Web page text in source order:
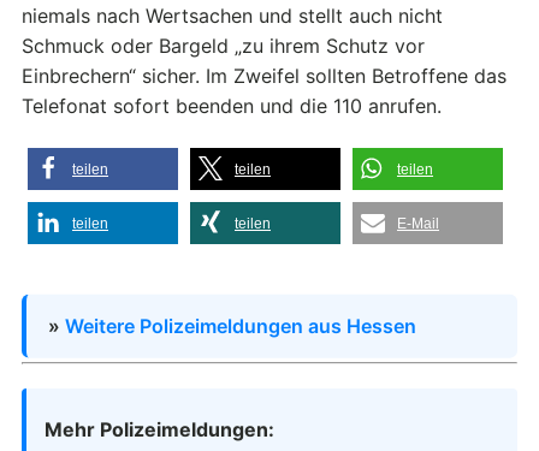
niemals nach Wertsachen und stellt auch nicht
Schmuck oder Bargeld „zu ihrem Schutz vor
Einbrechern“ sicher. Im Zweifel sollten Betroffene das
Telefonat sofort beenden und die 110 anrufen.
teilen teilen teilen
teilen teilen E-Mail
» Weitere Polizeimeldungen aus Hessen
Mehr Polizeimeldungen: